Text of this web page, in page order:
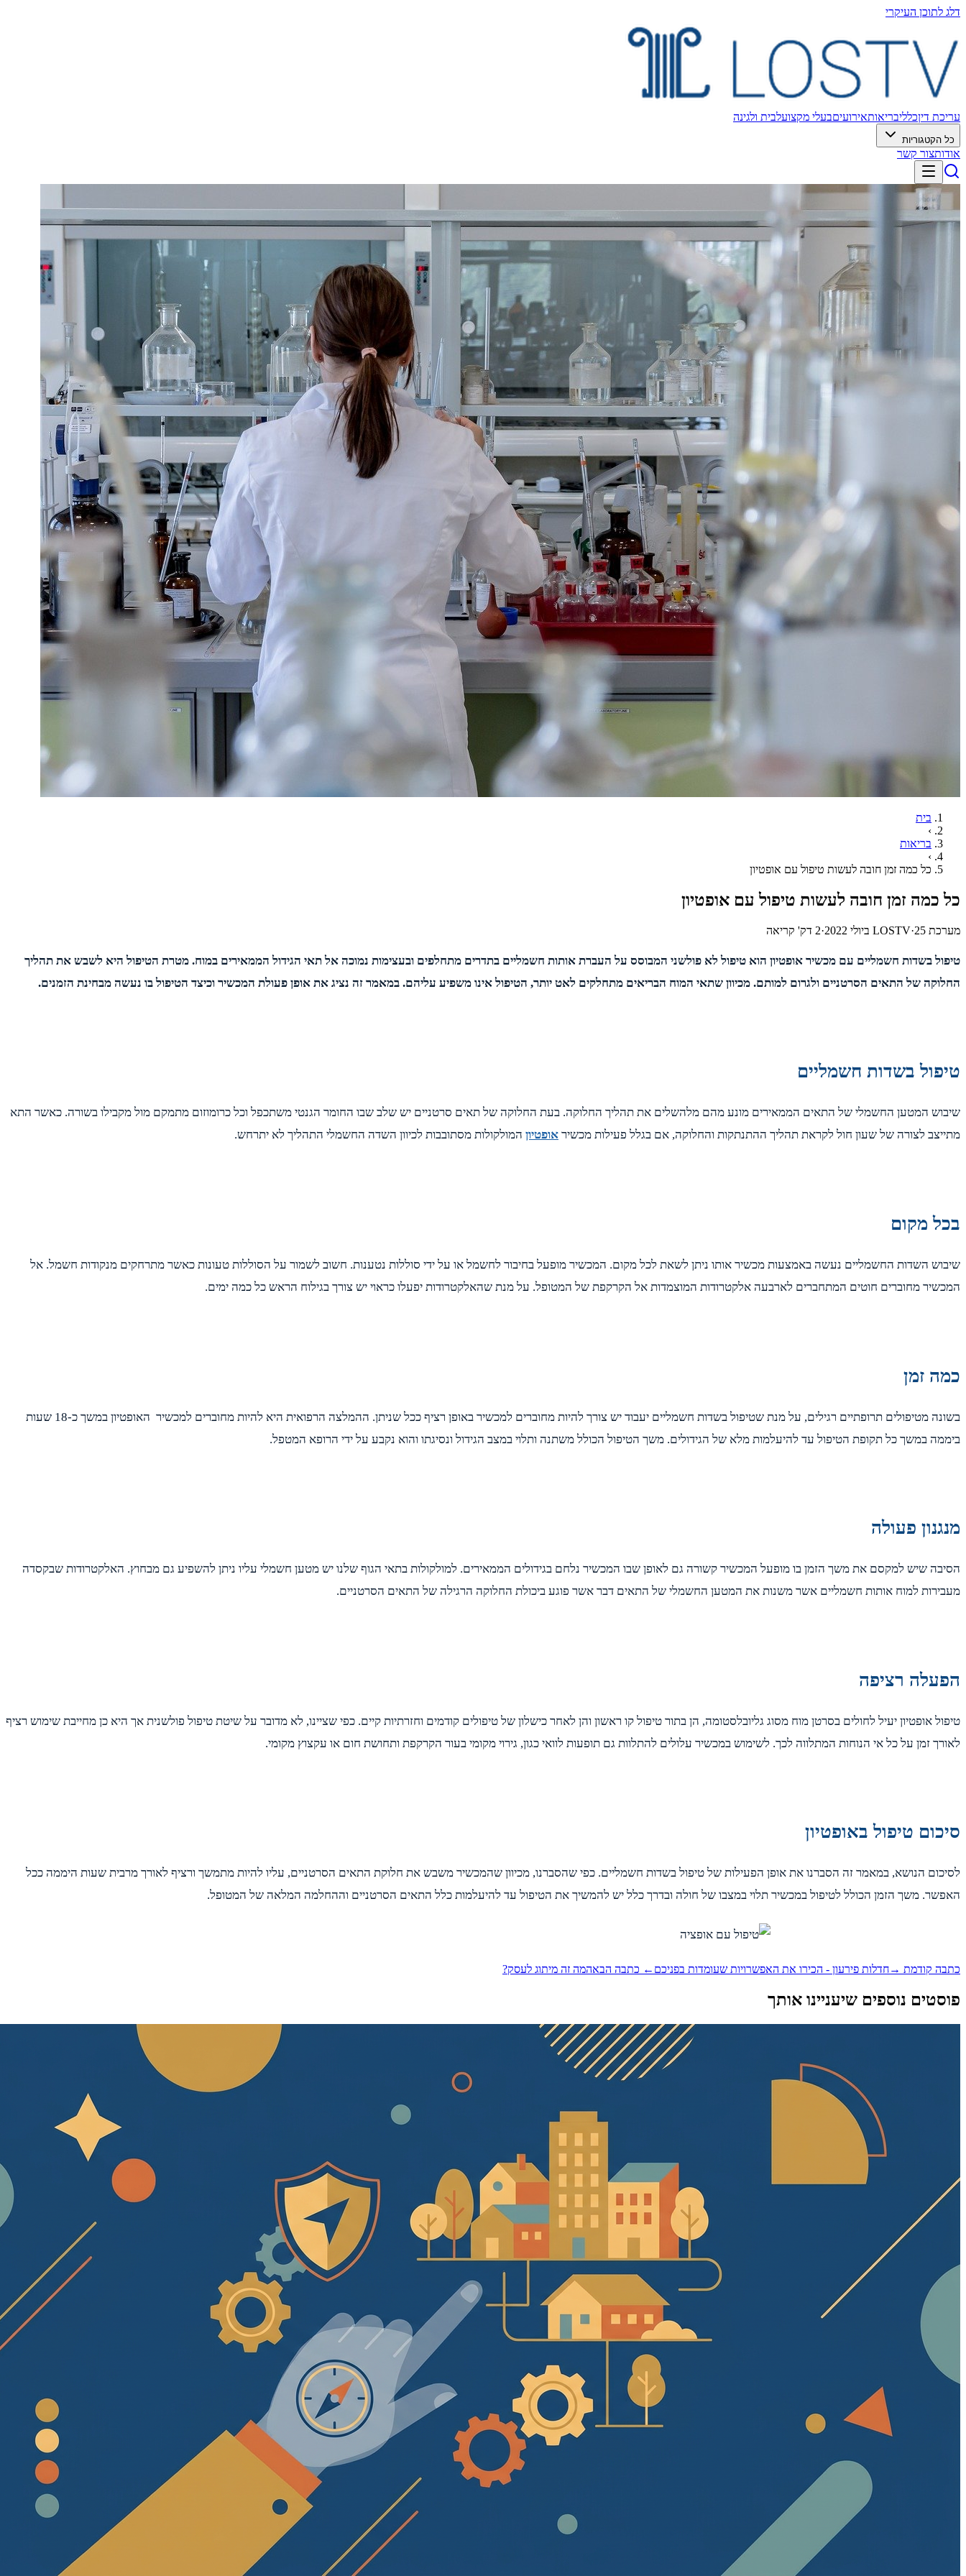
דלג לתוכן העיקרי
עריכת דיןכלליבריאותאירועיםבעלי מקצועלבית ולגינה
כל הקטגוריות
אודותצור קשר
בית
›
בריאות
›
כל כמה זמן חובה לעשות טיפול עם אופטיון
כל כמה זמן חובה לעשות טיפול עם אופטיון
מערכת LOSTV ·25 ביולי 2022 ·
2 דק' קריאה
טיפול בשדות חשמליים עם מכשיר אופטיון הוא טיפול לא פולשני המבוסס על העברת אותות חשמליים בתדרים מתחלפים ובעצימות נמוכה אל תאי הגידול הממאירים במוח. מטרת הטיפול היא לשבש את תהליך
החלוקה של התאים הסרטניים ולגרום למותם. מכיוון שתאי המוח הבריאים מתחלקים לאט יותר, הטיפול אינו משפיע עליהם. במאמר זה נציג את אופן פעולת המכשיר וכיצד הטיפול בו נעשה מבחינת הזמנים.
טיפול בשדות חשמליים
שיבוש המטען החשמלי של התאים הממאירים מונע מהם מלהשלים את תהליך החלוקה. בעת החלוקה של תאים סרטניים יש שלב שבו החומר הגנטי משתכפל וכל כרומוזום מתמקם מול מקבילו בשורה. כאשר התא
מתייצב לצורה של שעון חול לקראת תהליך ההתנתקות והחלוקה, אם בגלל פעילות מכשיר אופטיון המולקולות מסתובבות לכיוון השדה החשמלי התהליך לא יתרחש.
בכל מקום
שיבוש השדות החשמליים נעשה באמצעות מכשיר אותו ניתן לשאת לכל מקום. המכשיר מופעל בחיבור לחשמל או על ידי סוללות נטענות. חשוב לשמור על הסוללות טעונות כאשר מתרחקים מנקודות חשמל. אל
המכשיר מחוברים חוטים המתחברים לארבעה אלקטרודות המוצמדות אל הקרקפת של המטופל. על מנת שהאלקטרודות יפעלו כראוי יש צורך בגילוח הראש כל כמה ימים.
כמה זמן
בשונה מטיפולים תרופתיים רגילים, על מנת שטיפול בשדות חשמליים יעבוד יש צורך להיות מחוברים למכשיר באופן רציף ככל שניתן. ההמלצה הרפואית היא להיות מחוברים למכשיר האופטיון במשך כ-18 שעות
ביממה במשך כל תקופת הטיפול עד להיעלמות מלא של הגידולים. משך הטיפול הכולל משתנה ותלוי במצב הגידול ונסיגתו והוא נקבע על ידי הרופא המטפל.
מנגנון פעולה
הסיבה שיש למקסם את משך הזמן בו מופעל המכשיר קשורה גם לאופן שבו המכשיר נלחם בגידולים הממאירים. למולקולות בתאי הגוף שלנו יש מטען חשמלי עליו ניתן להשפיע גם מבחוץ. האלקטרודות שבקסדה
מעבירות למוח אותות חשמליים אשר משנות את המטען החשמלי של התאים דבר אשר פוגע ביכולת החלוקה הרגילה של התאים הסרטניים.
הפעלה רציפה
טיפול אופטיון יעיל לחולים בסרטן מוח מסוג גליובלסטומה, הן בתור טיפול קו ראשון והן לאחר כישלון של טיפולים קודמים וחזרתיות קיים. כפי שציינו, לא מדובר על שיטת טיפול פולשנית אך היא כן מחייבת שימוש רציף
לאורך זמן על כל אי הנוחות המתלווה לכך. לשימוש במכשיר עלולים להתלוות גם תופעות לוואי כגון, גירוי מקומי בעור הקרקפת ותחושת חום או עקצוץ מקומי.
סיכום טיפול באופטיון
לסיכום הנושא, במאמר זה הסברנו את אופן הפעילות של טיפול בשדות חשמליים. כפי שהסברנו, מכיוון שהמכשיר משבש את חלוקת התאים הסרטניים, עליו להיות מתמשך ורציף לאורך מרבית שעות היממה ככל
האפשר. משך הזמן הכולל לטיפול במכשיר תלוי במצבו של חולה ובדרך כלל יש להמשיך את הטיפול עד להיעלמות כלל התאים הסרטניים וההחלמה המלאה של המטופל.
כתבה קודמת →חדלות פירעון - הכירו את האפשרויות שעומדות בפניכם ← כתבה הבאהמה זה מיתוג לעסק?
פוסטים נוספים שיעניינו אותך